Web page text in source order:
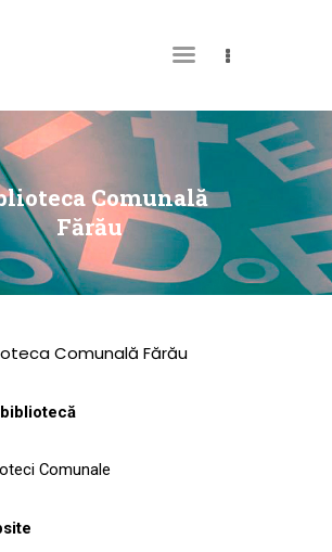
Comunală
Fărău
NOI
MEU DE
ȘI
Comunală Fărău
Comunale